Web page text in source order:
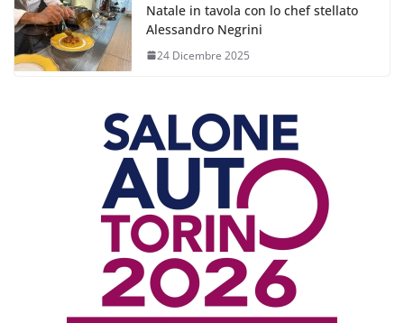
Natale in tavola con lo chef stellato
Alessandro Negrini
24 Dicembre 2025